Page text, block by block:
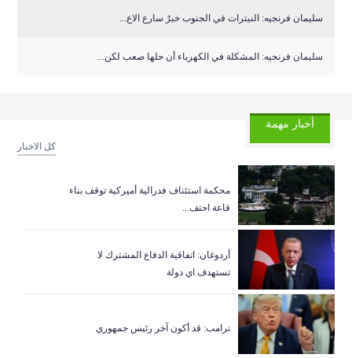
سليمان فرنجيه: النيترات في الجنوب خبرٌ سارع الاع...
سليمان فرنجيه: المشكلة في الكهرباء أن حلها صعب لكن...
أخبار مهمة
كل الاخبار
‏محكمة استئناف فدرالية أميركية توقف بناء
قاعة احتف...
أردوغان: اتفاقية الدفاع المشترك لا
تستهدف اي دولة
ترامب: قد أكون آخر رئيس جمهوري